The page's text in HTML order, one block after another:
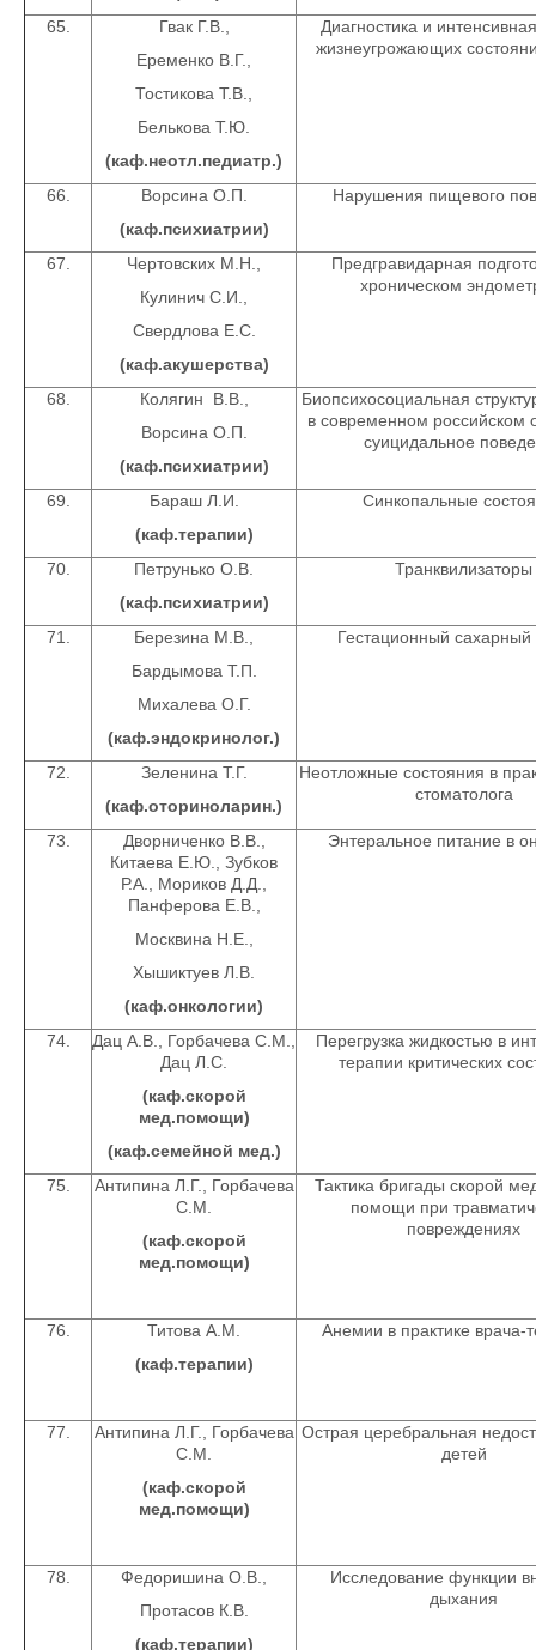
65.
Гвак Г.В.,
Еременко В.Г.,
Тостикова Т.В.,
Белькова Т.Ю.
(каф.неотл.педиатр.)
Диагностика и
жизнеугрожающих
66.
Ворсина О.П.
(каф.психиатрии)
Нарушения пищевого
67.
Чертовских М.Н.,
Кулинич С.И.,
Свердлова Е.С.
(каф.акушерства)
Предгравидарная
хроническом
68.
Колягин В.В.,
Ворсина О.П.
(каф.психиатрии)
Биопсихосоциальная
в современном российском
суицидальное
69.
Бараш Л.И.
(каф.терапии)
Синкопальные
70.
Петрунько О.В.
(каф.психиатрии)
Транквилизаторы
71.
Березина М.В.,
Бардымова Т.П.
Михалева О.Г.
(каф.эндокринолог.)
Гестационный сахарный
72.
Зеленина Т.Г.
(каф.оториноларин.)
Неотложные состояния в
стоматолога
73.
Дворниченко В.В.,
Китаева Е.Ю., Зубков
Р.А., Мориков Д.Д.,
Панферова Е.В.,
Москвина Н.Е.,
Хышиктуев Л.В.
(каф.онкологии)
Энтеральное питание в
74.
Дац А.В., Горбачева С.М.,
Дац Л.С.
(каф.скорой
мед.помощи)
(каф.семейной мед.)
Перегрузка жидкостью в
терапии критических
75.
Антипина Л.Г., Горбачева
С.М.
(каф.скорой
мед.помощи)
Тактика бригады скорой
помощи при
повреждениях
76.
Титова А.М.
(каф.терапии)
Анемии в практике врача-
77.
Антипина Л.Г., Горбачева
С.М.
(каф.скорой
мед.помощи)
Острая церебральная
детей
78.
Федоришина О.В.,
Протасов К.В.
(каф.терапии)
Исследование функции
дыхания